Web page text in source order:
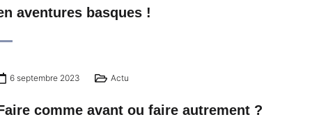
aventures basques !
6 septembre 2023 Actu
comme avant ou faire autrement ?